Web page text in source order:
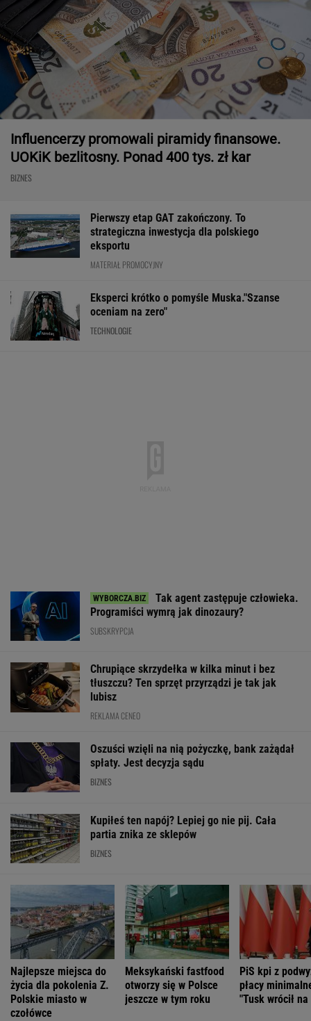
Influencerzy promowali piramidy finansowe.
UOKiK bezlitosny. Ponad 400 tys. zł kar
BIZNES
Pierwszy etap GAT zakończony. To
strategiczna inwestycja dla polskiego
eksportu
MATERIAŁ PROMOCYJNY
Eksperci krótko o pomyśle Muska."Szanse
oceniam na zero"
TECHNOLOGIE
Tak agent zastępuje człowieka.
Programiści wymrą jak dinozaury?
SUBSKRYPCJA
Chrupiące skrzydełka w kilka minut i bez
tłuszczu? Ten sprzęt przyrządzi je tak jak
lubisz
REKLAMA CENEO
Oszuści wzięli na nią pożyczkę, bank zażądał
spłaty. Jest decyzja sądu
BIZNES
Kupiłeś ten napój? Lepiej go nie pij. Cała
partia znika ze sklepów
BIZNES
Najlepsze miejsca do
życia dla pokolenia Z.
Polskie miasto w
czołówce
Meksykański fastfood
otworzy się w Polsce
jeszcze w tym roku
PiS kpi z
płacy
"Tusk wrócił na